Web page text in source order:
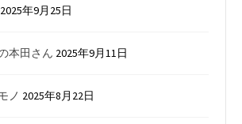
2025年9月25日
本田さん 2025年9月11日
ノ 2025年8月22日